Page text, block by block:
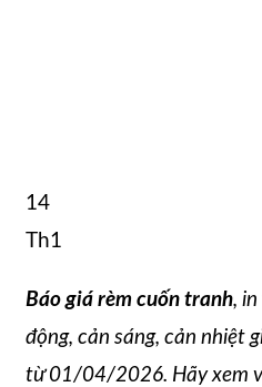
14
Th1
Báo giá rèm cuốn tranh,
động, cản sáng, cản nhiệt
từ 01/04/2026. Hãy xem